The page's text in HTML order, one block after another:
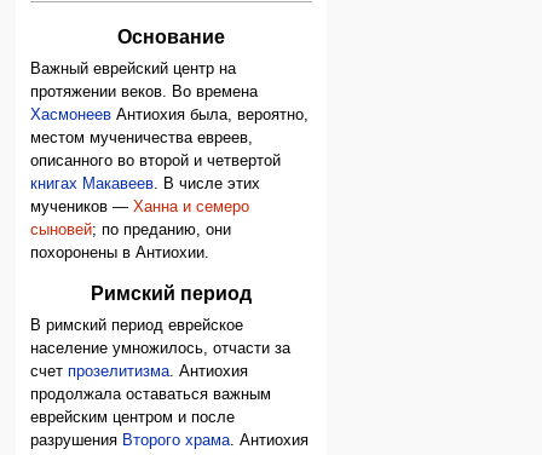
Основание
Важный еврейский центр на
протяжении веков. Во времена
Хасмонеев Антиохия была, вероятно,
местом мученичества евреев,
описанного во второй и четвертой
книгах Макавеев. В числе этих
мучеников —Ханна и семеро
сыновей; по преданию, они
похоронены в Антиохии.
Римский период
В римский период еврейское
население умножилось, отчасти за
счетпрозелитизма. Антиохия
продолжала оставаться важным
еврейским центром и после
разрушения Второго храма. Антиохия